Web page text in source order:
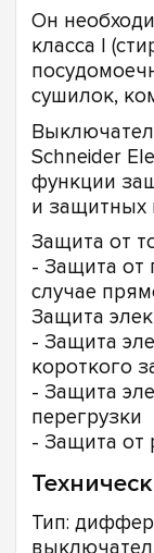
Он
класса I
сушилок,
Schneider
функции
и защитных
Защита от
- Защита от
случае
Защита
- Защита
короткого
- Защита
перегрузки
- Защита от
Тип: